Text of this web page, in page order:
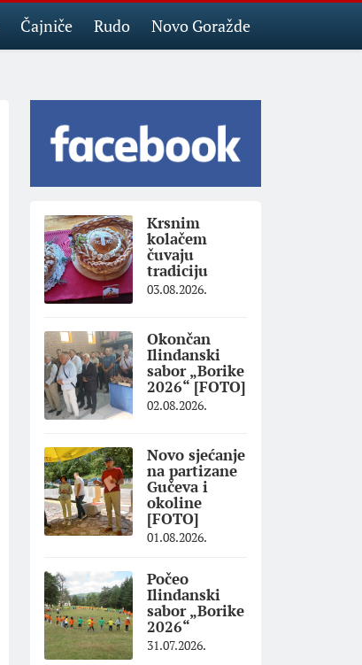
Čajniče Rudo Novo Goražde
Krsnim
kolačem
čuvaju
tradiciju
03.08.2026.
Okončan
Ilindanski
sabor „Borike
2026“ [FOTO]
02.08.2026.
Novo sjećanje
na partizane
Gučeva i
okoline
[FOTO]
01.08.2026.
Počeo
Ilindanski
sabor „Borike
2026“
31.07.2026.